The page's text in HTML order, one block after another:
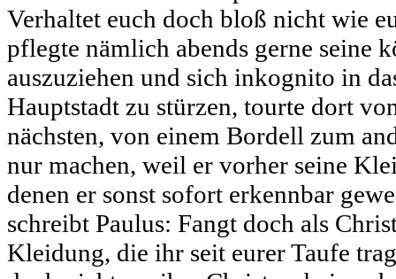
Verhaltet euch doch bloß nicht wie
pflegte nämlich abends gerne seine
auszuziehen und sich inkognito in
Hauptstadt zu stürzen, tourte dort
nächsten, von einem Bordell zum
nur machen, weil er vorher seine
denen er sonst sofort erkennbar
schreibt Paulus: Fangt doch als
Kleidung, die ihr seit eurer Taufe